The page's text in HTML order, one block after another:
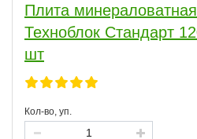
Плита
Техноблок Стандарт
шт
Кол-во, уп.